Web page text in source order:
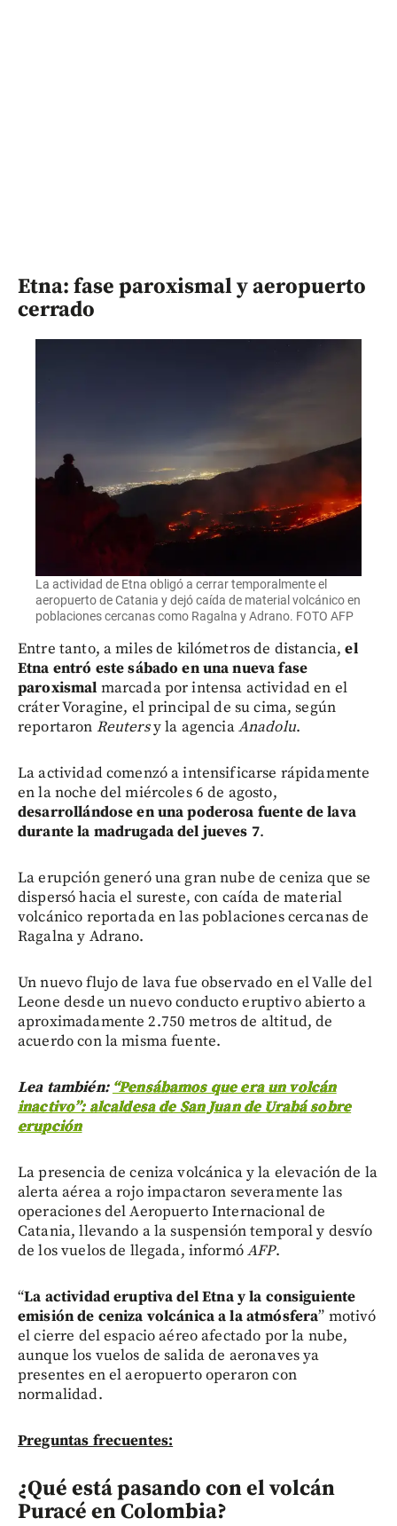
Etna: fase paroxismal y aeropuerto
cerrado
La actividad de Etna obligó a cerrar temporalmente el
aeropuerto de Catania y dejó caída de material volcánico en
poblaciones cercanas como Ragalna y Adrano. FOTO AFP
Entre tanto, a miles de kilómetros de distancia,el
Etna entró este sábado en una nueva fase
paroxismal marcada por intensa actividad en el
cráter Voragine, el principal de su cima, según
reportaron Reutersy la agenciaAnadolu.
La actividad comenzó a intensificarse rápidamente
en la noche del miércoles 6 de agosto,
desarrollándose en una poderosa fuente de lava
durante la madrugada del jueves 7.
La erupción generó una gran nube de ceniza que se
dispersó hacia el sureste, con caída de material
volcánico reportada en las poblaciones cercanas de
Ragalna y Adrano.
Un nuevo flujo de lava fue observado en el Valle del
Leone desde un nuevo conducto eruptivo abierto a
aproximadamente 2.750 metros de altitud, de
acuerdo con la misma fuente.
Lea también: “Pensábamos que era un volcán
inactivo”: alcaldesa de San Juan de Urabá sobre
erupción
La presencia de ceniza volcánica y la elevación de la
alerta aérea a rojo impactaron severamente las
operaciones del Aeropuerto Internacional de
Catania, llevando a la suspensión temporal y desvío
de los vuelos de llegada, informóAFP.
“La actividad eruptiva del Etna y la consiguiente
emisión de ceniza volcánica a la atmósfera” motivó
el cierre del espacio aéreo afectado por la nube,
aunque los vuelos de salida de aeronaves ya
presentes en el aeropuerto operaron con
normalidad.
Preguntas frecuentes:
¿Qué está pasando con el volcán
Puracé en Colombia?